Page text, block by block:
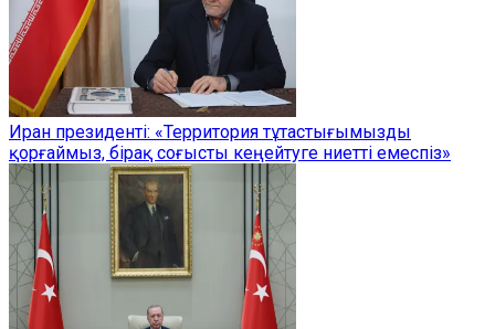
Иран президенті: «Территория тұтастығымызды
қорғаймыз, бірақ соғысты кеңейтуге ниетті емеспіз»